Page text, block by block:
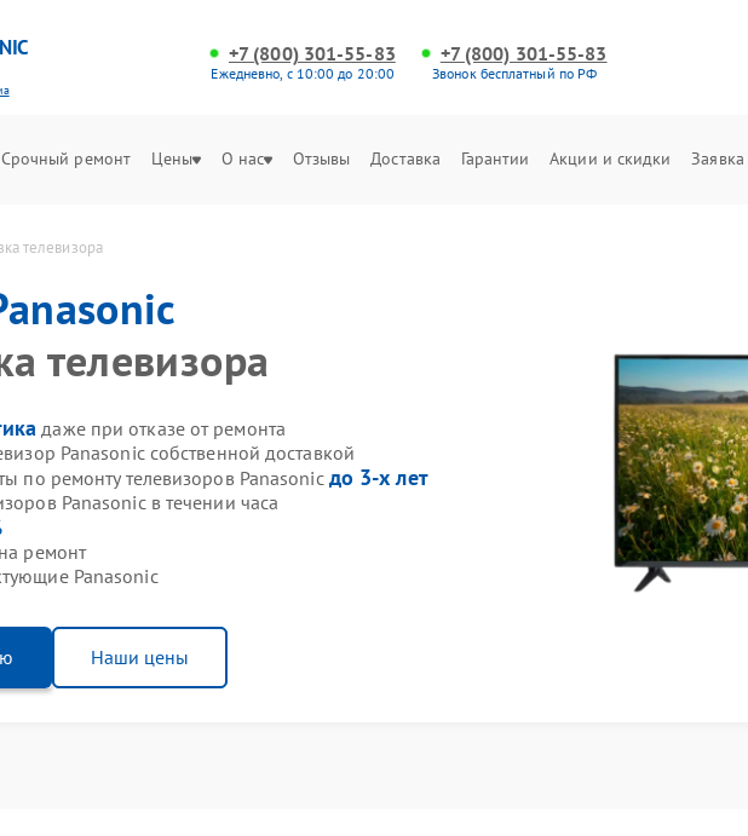
+7 (800) 301-55-83
Ежедневно, с 10:00 до 20:00
+7 (800) 301-55-83
Звонок бесплатный по РФ
Срочный ремонт Цены О нас Отзывы Доставка Гарантии Акции и скидки
телевизора
телевизора
даже при отказе от ремонта
Panasonic собственной доставкой
по ремонту телевизоров Panasonic до 3-х лет
Panasonic в течении часа
ремонт
Panasonic
Наши цены